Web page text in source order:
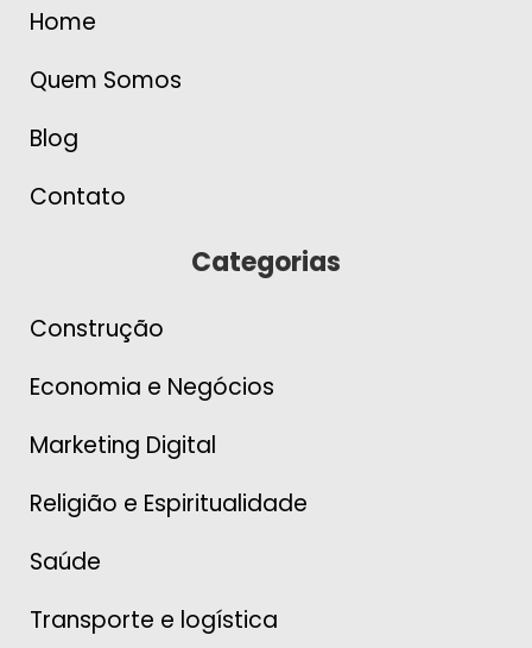
Home
Quem Somos
Blog
Contato
Categorias
Construção
Economia e Negócios
Marketing Digital
Religião e Espiritualidade
Saúde
Transporte e logística